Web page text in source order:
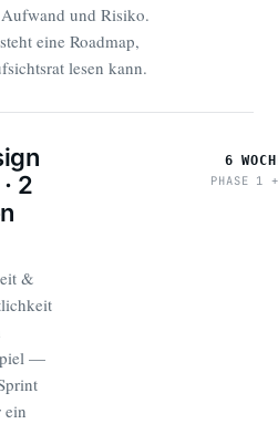
und Risiko.
eine Roadmap,
lesen kann.
2
&
—
ein
6
PHASE 1